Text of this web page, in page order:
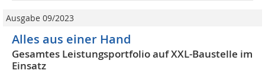
Ausgabe 09/2023
Alles aus einer Hand
Gesamtes Leistungsportfolio auf XXL-Baustelle im
Einsatz